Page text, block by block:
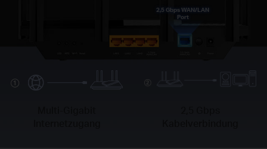
2,5 Gbps WAN/LAN
Port